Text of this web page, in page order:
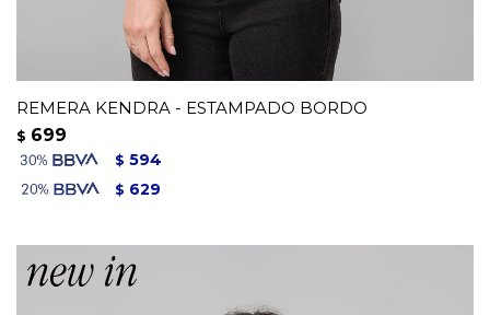
REMERA KENDRA - ESTAMPADO BORDO
$ 699
$ 594
$ 629